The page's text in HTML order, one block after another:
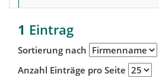
1 Eintrag
Sortierung nach
Anzahl Einträge pro Seite